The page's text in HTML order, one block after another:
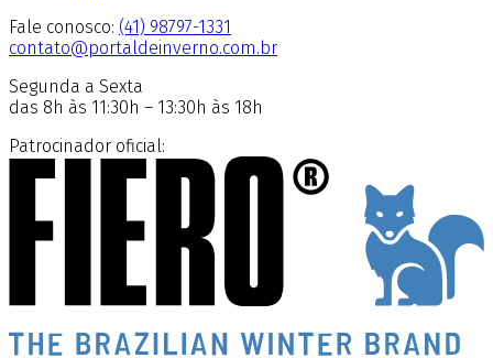
Fale conosco: (41) 98797-1331
contato@portaldeinverno.com.br
Segunda a Sexta
das 8h às 11:30h – 13:30h às 18h
Patrocinador oficial: